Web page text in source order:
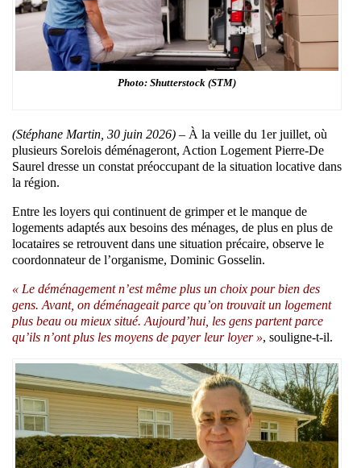
Photo: Shutterstock (STM)
(Stéphane Martin, 30 juin 2026) – À la veille du 1er juillet, où
plusieurs Sorelois déménageront, Action Logement Pierre-De
Saurel dresse un constat préoccupant de la situation locative dans
la région.
Entre les loyers qui continuent de grimper et le manque de
logements adaptés aux besoins des ménages, de plus en plus de
locataires se retrouvent dans une situation précaire, observe le
coordonnateur de l’organisme, Dominic Gosselin.
« Le déménagement n’est même plus un choix pour bien des
gens. Avant, on déménageait parce qu’on trouvait un logement
plus beau ou mieux situé. Aujourd’hui, les gens partent parce
qu’ils n’ont plus les moyens de payer leur loyer », souligne-t-il.